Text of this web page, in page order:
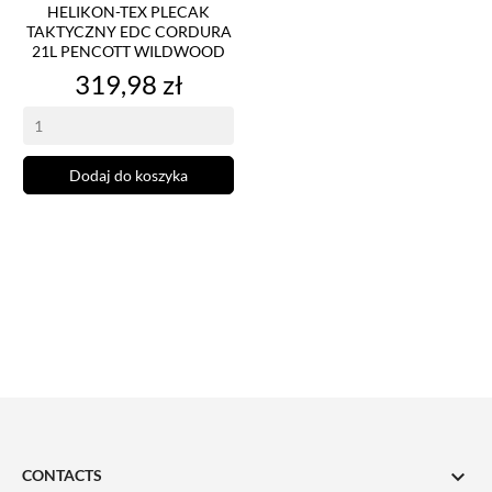
HELIKON-TEX PLECAK
TAKTYCZNY EDC CORDURA
21L PENCOTT WILDWOOD
Cena
319,98 zł
Dodaj do koszyka
CONTACTS 